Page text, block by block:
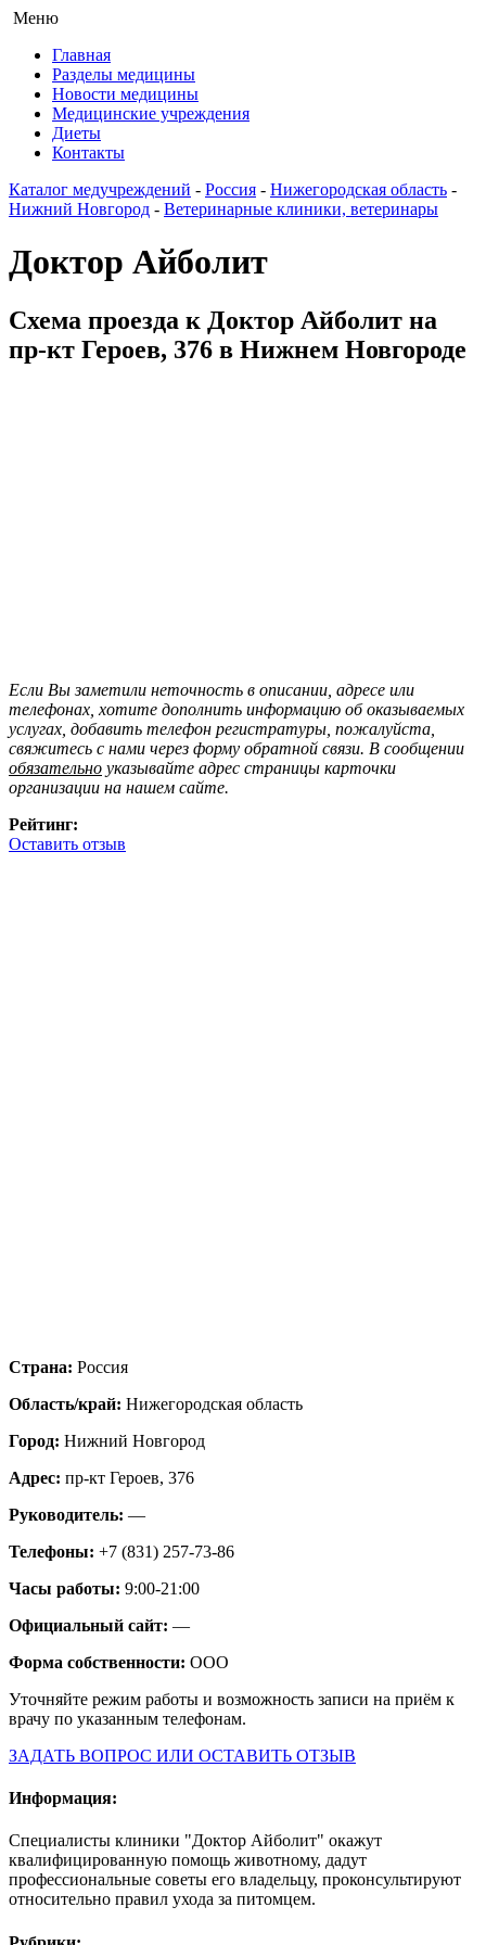
Меню
Главная
Разделы медицины
Новости медицины
Медицинские учреждения
Диеты
Контакты
Каталог медучреждений - Россия - Нижегородская область -
Нижний Новгород - Ветеринарные клиники, ветеринары
Доктор Айболит
Схема проезда к Доктор Айболит на
пр-кт Героев, 376 в Нижнем Новгороде
Если Вы заметили неточность в описании, адресе или
телефонах, хотите дополнить информацию об оказываемых
услугах, добавить телефон регистратуры, пожалуйста,
свяжитесь с нами через форму обратной связи. В сообщении
обязательно указывайте адрес страницы карточки
организации на нашем сайте.
Рейтинг:
Оставить отзыв
Страна: Россия
Область/край: Нижегородская область
Город: Нижний Новгород
Адрес: пр-кт Героев, 376
Руководитель: —
Телефоны: +7 (831) 257-73-86
Часы работы: 9:00-21:00
Официальный сайт: —
Форма собственности: ООО
Уточняйте режим работы и возможность записи на приём к
врачу по указанным телефонам.
ЗАДАТЬ ВОПРОС ИЛИ ОСТАВИТЬ ОТЗЫВ
Информация:
Специалисты клиники "Доктор Айболит" окажут
квалифицированную помощь животному, дадут
профессиональные советы его владельцу, проконсультируют
относительно правил ухода за питомцем.